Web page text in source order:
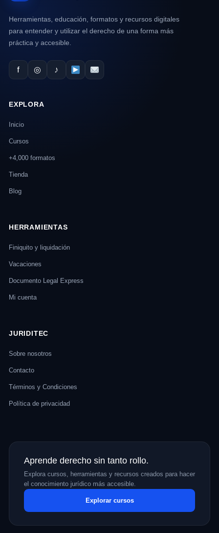
Herramientas, educación, formatos y recursos digitales
para entender y utilizar el derecho de una forma más
práctica y accesible.
f ◎ ♪
EXPLORA
Inicio
Cursos
+4,000 formatos
Tienda
Blog
HERRAMIENTAS
Finiquito y liquidación
Vacaciones
Documento Legal Express
Mi cuenta
JURIDITEC
Sobre nosotros
Contacto
Términos y Condiciones
Política de privacidad
Aprende derecho sin tanto rollo.
Explora cursos, herramientas y recursos creados para hacer
el conocimiento jurídico más accesible.
Explorar cursos